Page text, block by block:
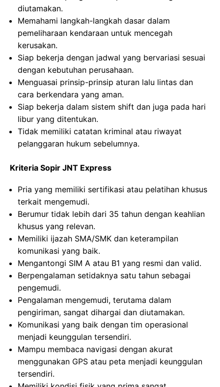
diutamakan.
Memahami langkah-langkah dasar dalam
pemeliharaan kendaraan untuk mencegah
kerusakan.
Siap bekerja dengan jadwal yang bervariasi sesuai
dengan kebutuhan perusahaan.
Menguasai prinsip-prinsip aturan lalu lintas dan
cara berkendara yang aman.
Siap bekerja dalam sistem shift dan juga pada hari
libur yang ditentukan.
Tidak memiliki catatan kriminal atau riwayat
pelanggaran hukum sebelumnya.
Kriteria Sopir JNT Express
Pria yang memiliki sertifikasi atau pelatihan khusus
terkait mengemudi.
Berumur tidak lebih dari 35 tahun dengan keahlian
khusus yang relevan.
Memiliki ijazah SMA/SMK dan keterampilan
komunikasi yang baik.
Mengantongi SIM A atau B1 yang resmi dan valid.
Berpengalaman setidaknya satu tahun sebagai
pengemudi.
Pengalaman mengemudi, terutama dalam
pengiriman, sangat dihargai dan diutamakan.
Komunikasi yang baik dengan tim operasional
menjadi keunggulan tersendiri.
Mampu membaca navigasi dengan akurat
menggunakan GPS atau peta menjadi keunggulan
tersendiri.